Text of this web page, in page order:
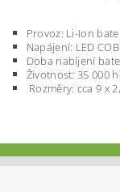
Provoz: Li-Ion
Napájení: LED
Doba nabíjení
Životnost: 35 000
Rozměry: cca 9 x